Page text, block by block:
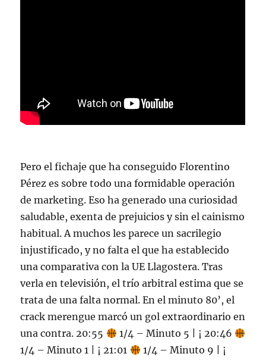
Pero el fichaje que ha conseguido Florentino
Pérez es sobre todo una formidable operación
de marketing. Eso ha generado una curiosidad
saludable, exenta de prejuicios y sin el cainismo
habitual. A muchos les parece un sacrilegio
injustificado, y no falta el que ha establecido
una comparativa con la UE Llagostera. Tras
verla en televisión, el trío arbitral estima que se
trata de una falta normal. En el minuto 80’, el
crack merengue marcó un gol extraordinario en
una contra. 20:55
1/4 – Minuto 5 | ¡ 20:46
1/4 – Minuto 1 | ¡ 21:01
1/4 – Minuto 9 | ¡